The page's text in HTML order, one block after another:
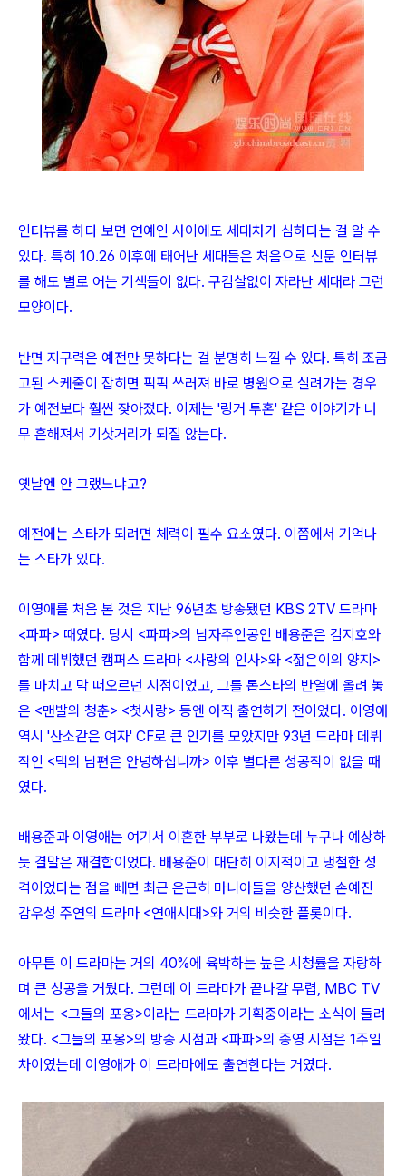
인터뷰를 하다 보면 연예인 사이에도 세대차가 심하다는 걸 알 수
있다. 특히 10.26 이후에 태어난 세대들은 처음으로 신문 인터뷰
를 해도 별로 어는 기색들이 없다. 구김살없이 자라난 세대라 그런
모양이다.
반면 지구력은 예전만 못하다는 걸 분명히 느낄 수 있다. 특히 조금
고된 스케줄이 잡히면 픽픽 쓰러져 바로 병원으로 실려가는 경우
가 예전보다 훨씬 잦아졌다. 이제는 '링거 투혼' 같은 이야기가 너
무 흔해져서 기삿거리가 되질 않는다.
옛날엔 안 그랬느냐고?
예전에는 스타가 되려면 체력이 필수 요소였다. 이쯤에서 기억나
는 스타가 있다.
이영애를 처음 본 것은 지난 96년초 방송됐던 KBS 2TV 드라마
<파파> 때였다. 당시 <파파>의 남자주인공인 배용준은 김지호와
함께 데뷔했던 캠퍼스 드라마 <사랑의 인사>와 <젊은이의 양지>
를 마치고 막 떠오르던 시점이었고, 그를 톱스타의 반열에 올려 놓
은 <맨발의 청춘> <첫사랑> 등엔 아직 출연하기 전이었다. 이영애
역시 '산소같은 여자' CF로 큰 인기를 모았지만 93년 드라마 데뷔
작인 <댁의 남편은 안녕하십니까> 이후 별다른 성공작이 없을 때
였다.
배용준과 이영애는 여기서 이혼한 부부로 나왔는데 누구나 예상하
듯 결말은 재결합이었다. 배용준이 대단히 이지적이고 냉철한 성
격이었다는 점을 빼면 최근 은근히 마니아들을 양산했던 손예진
감우성 주연의 드라마 <연애시대>와 거의 비슷한 플롯이다.
아무튼 이 드라마는 거의 40%에 육박하는 높은 시청률을 자랑하
며 큰 성공을 거뒀다. 그런데 이 드라마가 끝나갈 무렵, MBC TV
에서는 <그들의 포옹>이라는 드라마가 기획중이라는 소식이 들려
왔다. <그들의 포옹>의 방송 시점과 <파파>의 종영 시점은 1주일
차이였는데 이영애가 이 드라마에도 출연한다는 거였다.